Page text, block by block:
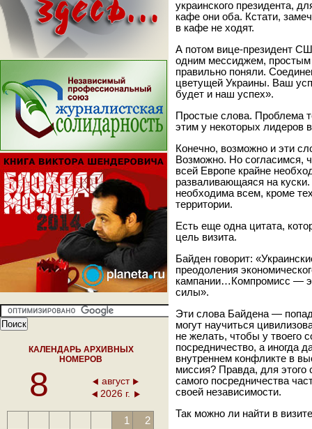
КАЛЕНДАРЬ АРХИВНЫХ
НОМЕРОВ
8
август
2026 г.
1
2
украинского президента,
кафе они оба. Кстати,
в кафе не ходят.
А потом вице-президент
одним мессиджем,
правильно поняли.
цветущей Украины. Ваш
будет и наш успех».
Простые слова. Проблема
этим у некоторых лидеров
Конечно, возможно и эти
Возможно. Но согласимся,
всей Европе крайне
разваливающаяся на
необходима всем, кроме
территории.
Есть еще одна цитата,
цель визита.
Байден говорит:
преодоления
кампании…Компромисс —
силы».
Эти слова Байдена —
могут научиться
не желать, чтобы у твоего
посредничество, а иногда
внутреннем конфликте в
миссия? Правда, для этого
самого посредничества
своей независимости.
Так можно ли найти в